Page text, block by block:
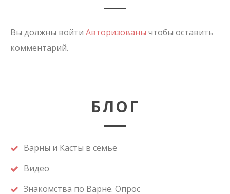
Вы должны войти Авторизованы чтобы оставить
комментарий.
БЛОГ
Варны и Касты в семье
Видео
Знакомства по Варне. Опрос